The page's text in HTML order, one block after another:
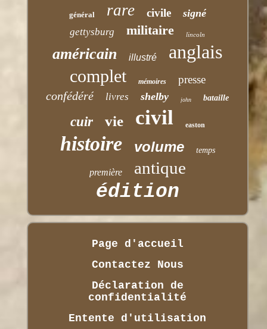
général rare civile signé
gettysburg militaire lincoln
américain illustré anglais
complet mémoires presse
confédéré livres shelby john bataille
cuir vie civil easton
histoire volume temps
première antique
édition
Page d'accueil
Contactez Nous
Déclaration de
confidentialité
Entente d'utilisation